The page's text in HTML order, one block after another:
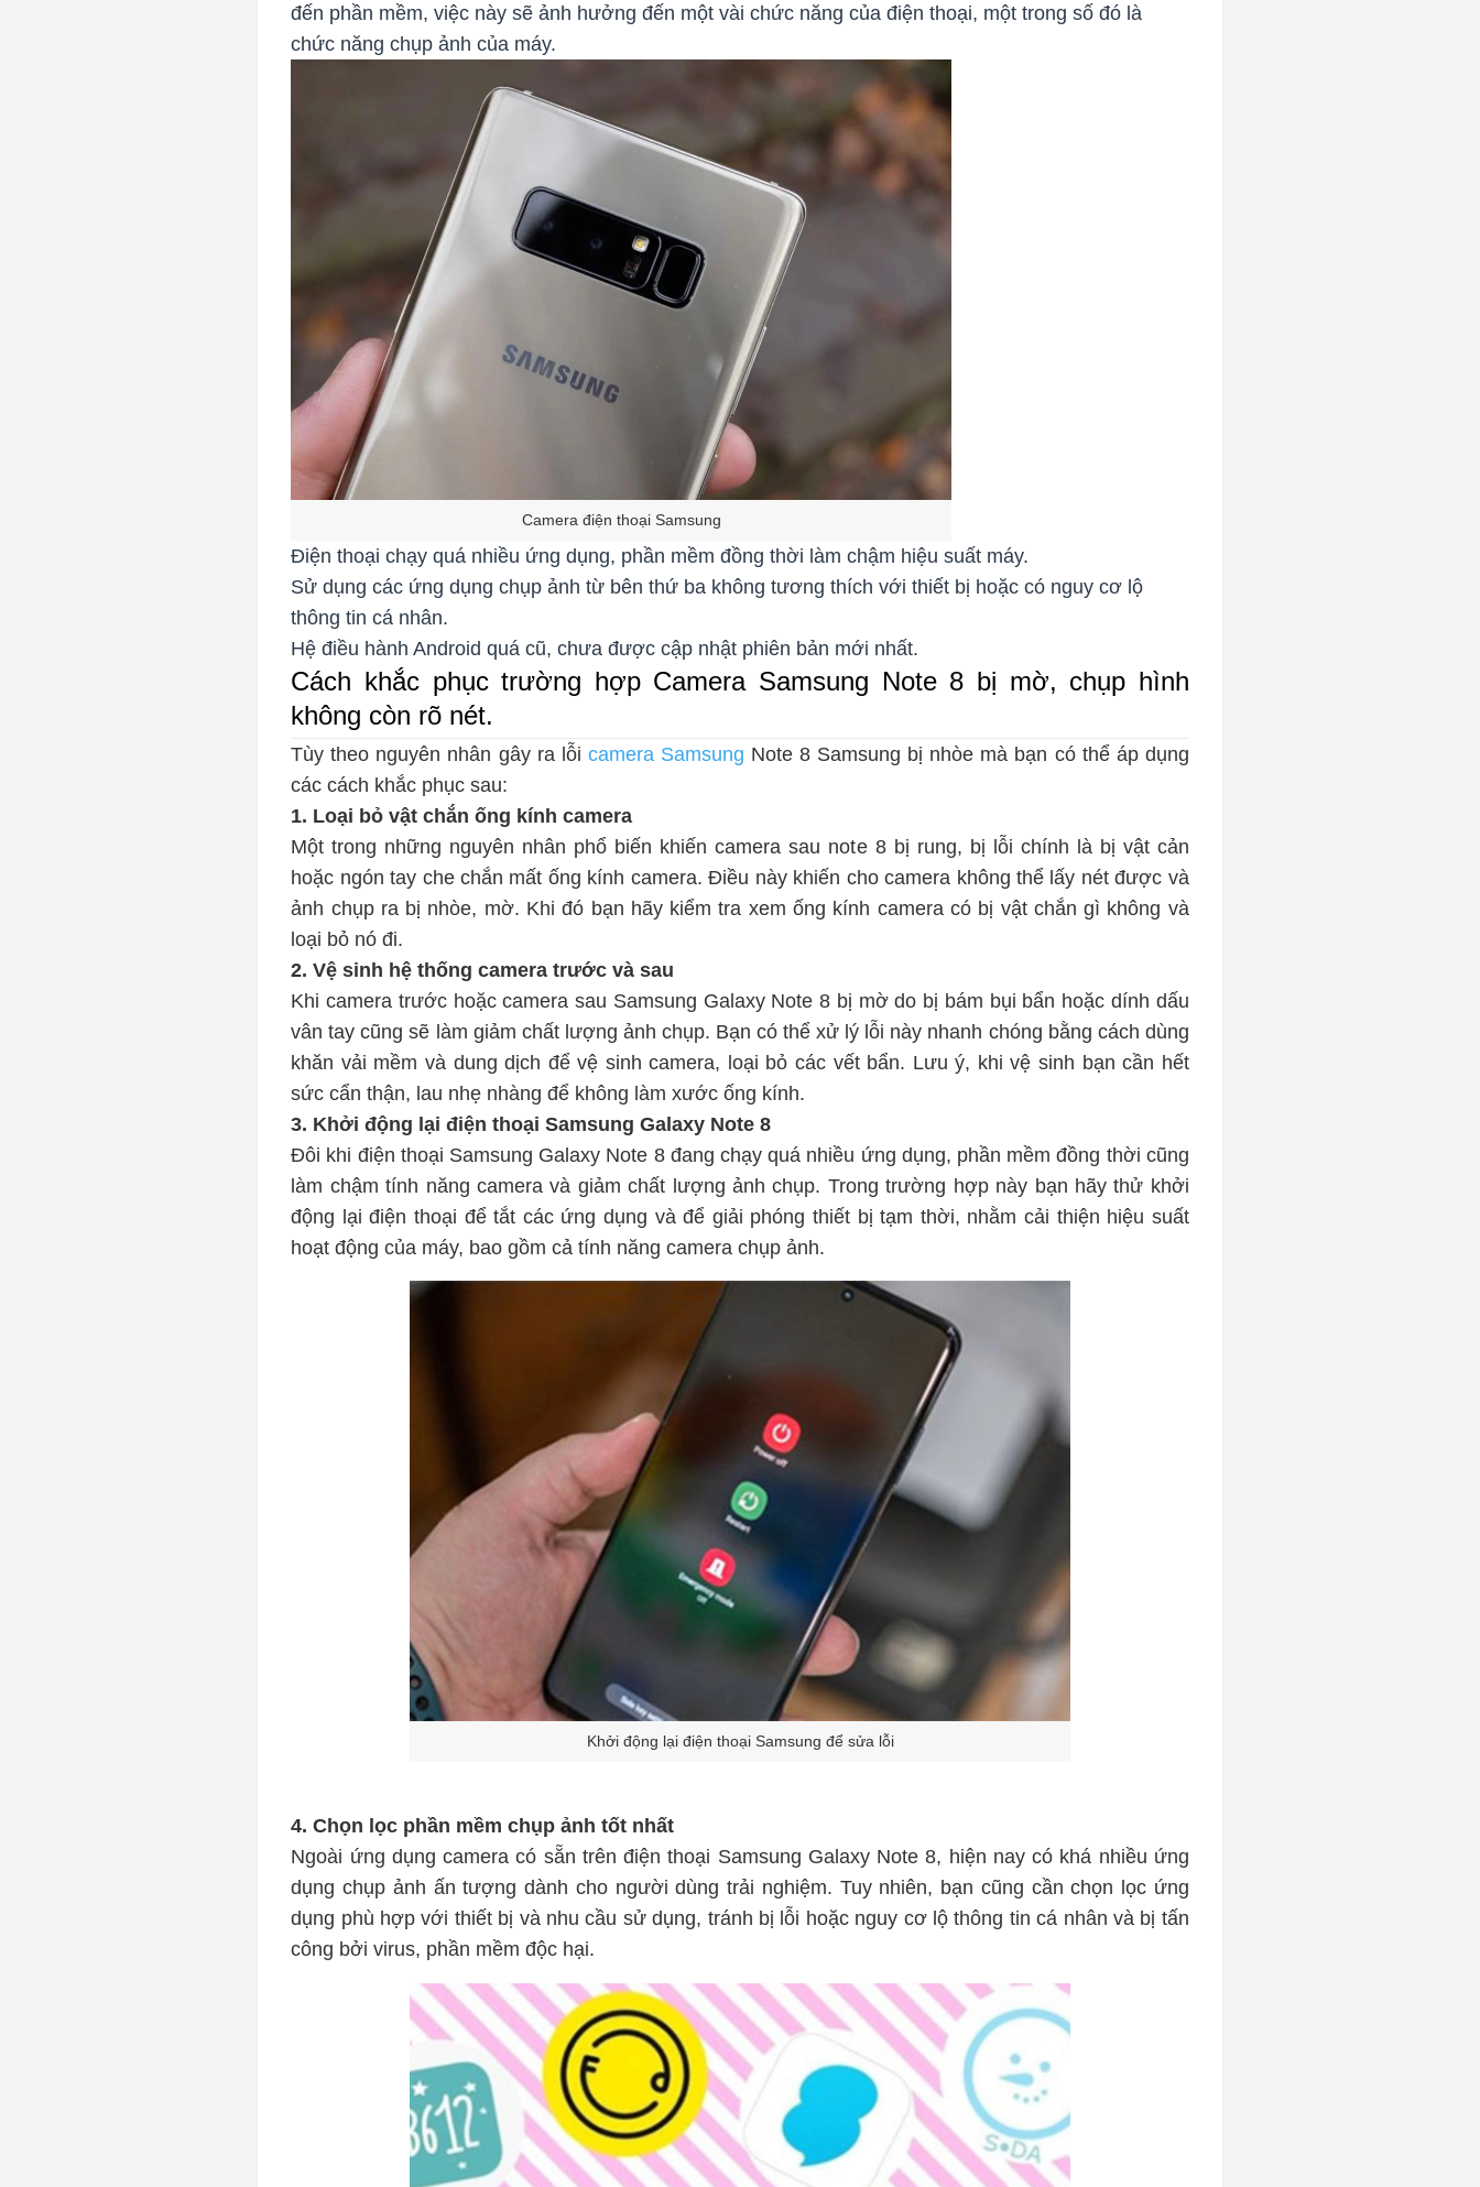
đến phần mềm, việc này sẽ ảnh hưởng đến một vài chức năng của điện thoại, một trong số đó là
chức năng chụp ảnh của máy.
Camera điện thoại Samsung
Điện thoại chạy quá nhiều ứng dụng, phần mềm đồng thời làm chậm hiệu suất máy.
Sử dụng các ứng dụng chụp ảnh từ bên thứ ba không tương thích với thiết bị hoặc có nguy cơ lộ
thông tin cá nhân.
Hệ điều hành Android quá cũ, chưa được cập nhật phiên bản mới nhất.
Cách khắc phục trường hợp Camera Samsung Note 8 bị mờ, chụp hình
không còn rõ nét.
Tùy theo nguyên nhân gây ra lỗi camera Samsung Note 8 Samsung bị nhòe mà bạn có thể áp dụng
các cách khắc phục sau:
1. Loại bỏ vật chắn ống kính camera
Một trong những nguyên nhân phổ biến khiến camera sau note 8 bị rung, bị lỗi chính là bị vật cản
hoặc ngón tay che chắn mất ống kính camera. Điều này khiến cho camera không thể lấy nét được và
ảnh chụp ra bị nhòe, mờ. Khi đó bạn hãy kiểm tra xem ống kính camera có bị vật chắn gì không và
loại bỏ nó đi.
2. Vệ sinh hệ thống camera trước và sau
Khi camera trước hoặc camera sau Samsung Galaxy Note 8 bị mờ do bị bám bụi bẩn hoặc dính dấu
vân tay cũng sẽ làm giảm chất lượng ảnh chụp. Bạn có thể xử lý lỗi này nhanh chóng bằng cách dùng
khăn vải mềm và dung dịch để vệ sinh camera, loại bỏ các vết bẩn. Lưu ý, khi vệ sinh bạn cần hết
sức cẩn thận, lau nhẹ nhàng để không làm xước ống kính.
3. Khởi động lại điện thoại Samsung Galaxy Note 8
Đôi khi điện thoại Samsung Galaxy Note 8 đang chạy quá nhiều ứng dụng, phần mềm đồng thời cũng
làm chậm tính năng camera và giảm chất lượng ảnh chụp. Trong trường hợp này bạn hãy thử khởi
động lại điện thoại để tắt các ứng dụng và để giải phóng thiết bị tạm thời, nhằm cải thiện hiệu suất
hoạt động của máy, bao gồm cả tính năng camera chụp ảnh.
Khởi động lại điện thoại Samsung để sửa lỗi
4. Chọn lọc phần mềm chụp ảnh tốt nhất
Ngoài ứng dụng camera có sẵn trên điện thoại Samsung Galaxy Note 8, hiện nay có khá nhiều ứng
dụng chụp ảnh ấn tượng dành cho người dùng trải nghiệm. Tuy nhiên, bạn cũng cần chọn lọc ứng
dụng phù hợp với thiết bị và nhu cầu sử dụng, tránh bị lỗi hoặc nguy cơ lộ thông tin cá nhân và bị tấn
công bởi virus, phần mềm độc hại.